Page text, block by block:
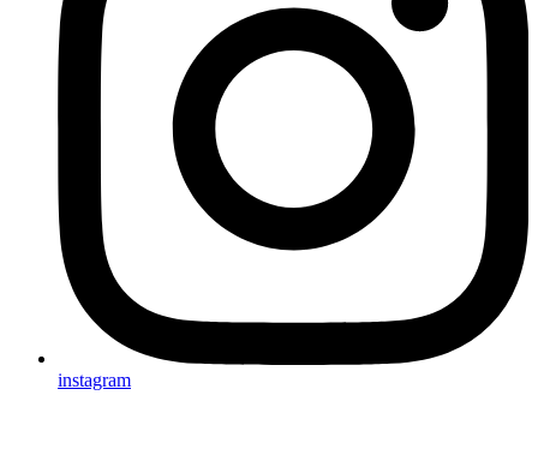
instagram